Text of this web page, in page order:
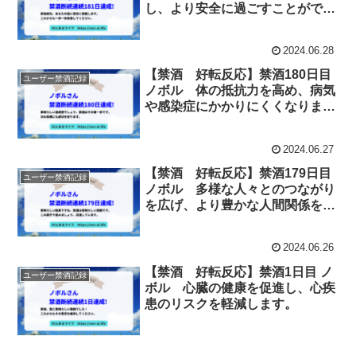
し、より安全に過ごすことができ
2024.06.28
ユーザー禁酒記録
【禁酒 好転反応】禁酒180日目
ノボル 体の抵抗力を高め、病気
や感染症にかかりにくくなりま
2024.06.27
ユーザー禁酒記録
【禁酒 好転反応】禁酒179日目
ノボル 多様な人々とのつながり
を広げ、より豊かな人間関係を築
2024.06.26
ユーザー禁酒記録
【禁酒 好転反応】禁酒1日目 ノ
ボル 心臓の健康を促進し、心疾
患のリスクを軽減します。